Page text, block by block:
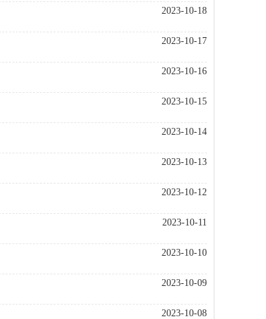
2023-10-18
2023-10-17
2023-10-16
2023-10-15
2023-10-14
2023-10-13
2023-10-12
2023-10-11
2023-10-10
2023-10-09
2023-10-08